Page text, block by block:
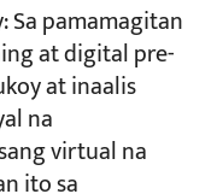
Sa pamamagitan
at digital pre-
at inaalis
na
virtual na
ito sa